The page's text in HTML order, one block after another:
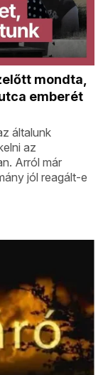
mondta,
emberét
általunk
az
Arról már
jól reagált-e